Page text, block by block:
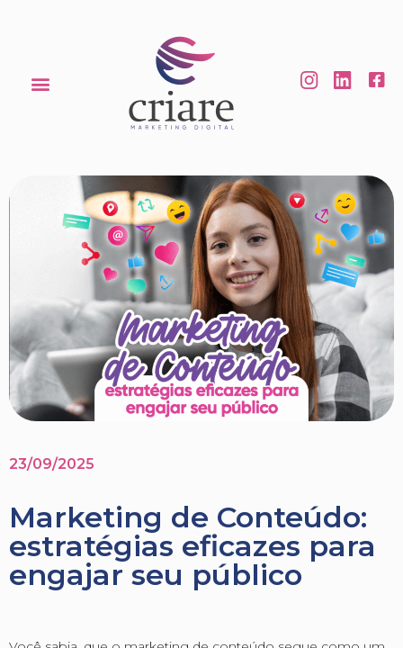
23/09/2025
Marketing de Conteúdo:
estratégias eficazes para
engajar seu público